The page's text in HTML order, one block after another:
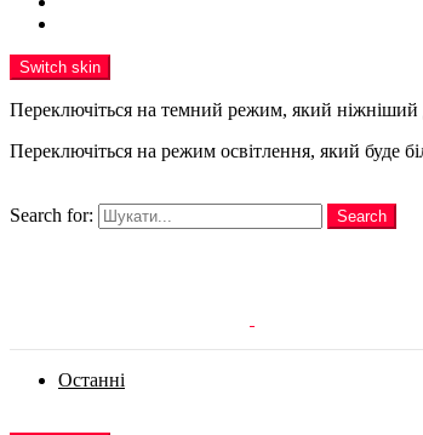
Switch skin
Переключіться на темний режим, який ніжніший
Переключіться на режим освітлення, який буде
Search for:
Search
Останні